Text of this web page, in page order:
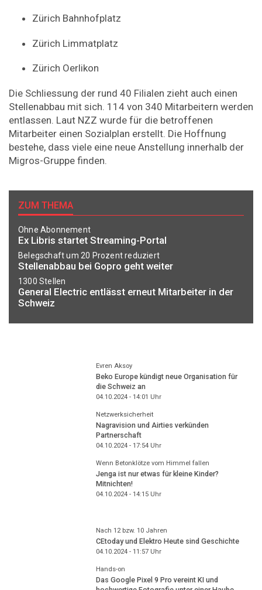
Zürich Bahnhofplatz
Zürich Limmatplatz
Zürich Oerlikon
Die Schliessung der rund 40 Filialen zieht auch einen
Stellenabbau mit sich. 114 von 340 Mitarbeitern werden
entlassen. Laut NZZ wurde für die betroffenen
Mitarbeiter einen Sozialplan erstellt. Die Hoffnung
bestehe, dass viele eine neue Anstellung innerhalb der
Migros-Gruppe finden.
ZUM THEMA
Ohne Abonnement
Ex Libris startet Streaming-Portal
Belegschaft um 20 Prozent reduziert
Stellenabbau bei Gopro geht weiter
1300 Stellen
General Electric entlässt erneut Mitarbeiter in der
Schweiz
Evren Aksoy
Beko Europe kündigt neue Organisation für
die Schweiz an
04.10.2024 - 14:01 Uhr
Netzwerksicherheit
Nagravision und Airties verkünden
Partnerschaft
04.10.2024 - 17:54Uhr
Wenn Betonklötze vom Himmel fallen
Jenga ist nur etwas für kleine Kinder?
Mitnichten!
04.10.2024 - 14:15Uhr
Nach 12 bzw. 10 Jahren
CEtoday und Elektro Heute sind Geschichte
04.10.2024 - 11:57Uhr
Hands-on
Das Google Pixel 9 Pro vereint KI und